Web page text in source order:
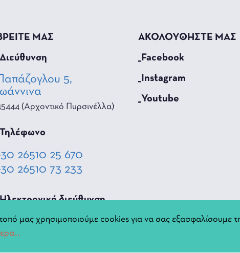
ΜΑΣ
_Διεύθυνση
5,
(Αρχοντικό Πυρσινέλλα)
26510 25 670
26510 73 233
διεύθυνση
ΑΚΟΛΟΥΘΗΣΤΕ ΜΑΣ
_Facebook
_Instagram
_Youtube
μας χρησιμοποιούμε cookies για να σας εξασφαλίσουμε